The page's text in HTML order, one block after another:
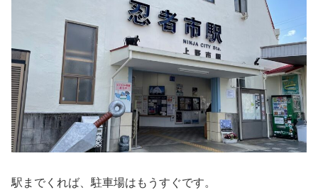
駅までくれば、駐車場はもうすぐです。